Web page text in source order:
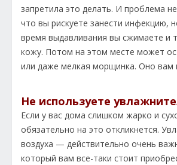
запретила это делать. И проблема
что вы рискуете занести инфекцию,
время выдавливания вы сжимаете и
кожу. Потом на этом месте может
или даже мелкая морщинка. Оно вам
Не используете
Если у вас дома слишком жарко и
обязательно на это откликнется.
воздуха — действительно очень
который вам все-таки стоит